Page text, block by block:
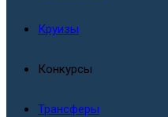
Круизы
Конкурсы
Трансферы